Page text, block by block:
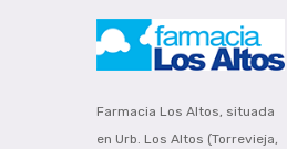
Farmacia Los Altos, situada
en Urb. Los Altos (Torrevieja,